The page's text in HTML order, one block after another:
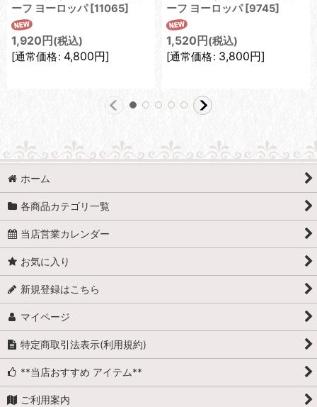
ーフ ヨーロッパ [11065]
1,920 円 (税込)
[通常価格: 4,800円]
ーフ ヨーロッパ [9745]
1,520 円 (税込)
[通常価格: 3,800円]
ホーム
各商品カテゴリ一覧
当店営業カレンダー
お気に入り
新規登録はこちら
マイページ
特定商取引法表示(利用規約)
**当店おすすめ アイテム**
ご利用案内